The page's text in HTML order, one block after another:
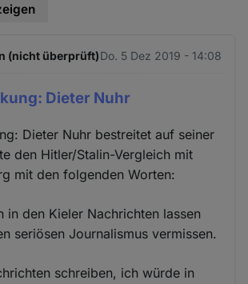
(nicht überprüft)Do. 5 Dez 2019 - 14:08
Dieter Nuhr
Dieter Nuhr bestreitet auf seiner
den Hitler/Stalin-Vergleich mit
mit den folgenden Worten:
in den Kieler Nachrichten lassen
seriösen Journalismus vermissen.
schreiben, ich würde in